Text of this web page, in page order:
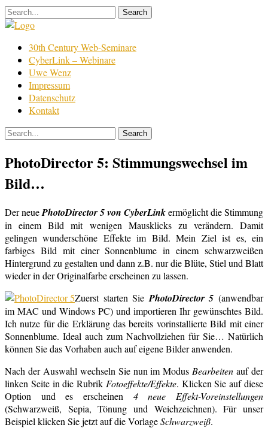
Skip
to
Film
Bearbeitung
30th Century Web-Seminare
CyberLink – Webinare
Uwe Wenz
Impressum
Datenschutz
Kontakt
PhotoDirector 5: Stimmungswechsel im
Bild…
Der neuePhotoDirector 5 von CyberLinkermöglicht die Stimmung
in einem Bild mit wenigen Mausklicks zu verändern. Damit
gelingen wunderschöne Effekte im Bild. Mein Ziel ist es, ein
farbiges Bild mit einer Sonnenblume in einem schwarzweißen
Hintergrund zu gestalten und dann z.B. nur die Blüte, Stiel und Blatt
wieder in der Originalfarbe erscheinen zu lassen.
Zuerst starten Sie PhotoDirector 5 (anwendbar
im MAC und Windows PC) und importieren Ihr gewünschtes Bild.
Ich nutze für die Erklärung das bereits vorinstallierte Bild mit einer
Sonnenblume. Ideal auch zum Nachvollziehen für Sie… Natürlich
können Sie das Vorhaben auch auf eigene Bilder anwenden.
Nach der Auswahl wechseln Sie nun im Modus Bearbeiten auf der
linken Seite in die Rubrik Fotoeffekte/Effekte. Klicken Sie auf diese
Option und es erscheinen 4 neue Effekt-Voreinstellungen
(Schwarzweiß, Sepia, Tönung und Weichzeichnen). Für unser
Beispiel klicken Sie jetzt auf die VorlageSchwarzweiß.